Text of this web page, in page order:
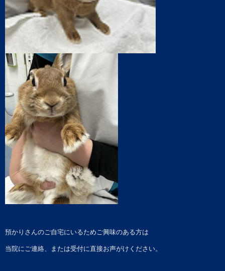
預かりさんのご自宅にいるためご興味のある方は
当院にご連絡、または受付に直接お声がけください。